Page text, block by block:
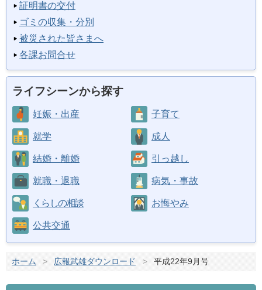
証明書の交付
ゴミの収集・分別
被災された皆さまへ
各課お問合せ
ライフシーンから探す
妊娠・出産 子育て
就学 成人
結婚・離婚 引っ越し
就職・退職 病気・事故
くらしの相談 お悔やみ
公共交通
ホーム > 広報武雄ダウンロード > 平成22年9月号